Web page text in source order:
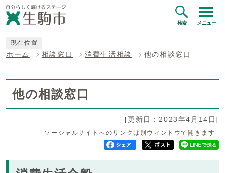
検索 メニュー
現在位置
ホーム 相談窓口 消費生活相談 他の相談窓口
他の相談窓口
[更新日：2023年4月14日]
ソーシャルサイトへのリンクは別ウィンドウで開きます